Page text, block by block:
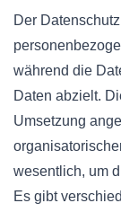
Der
während die
Daten abzielt.
Umsetzung
wesentlich, um
Es gibt